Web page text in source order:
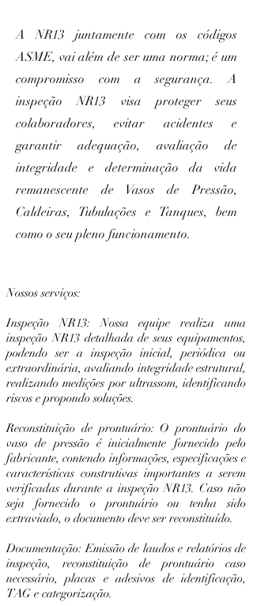
​A NR13 juntamente com os códigos
ASME, vai além de ser uma norma; é um
compromisso com a segurança. A
inspeção NR13 visa proteger seus
colaboradores, evitar acidentes e
garantir adequação, avaliação de
integridade e determinação da vida
remanescente de Vasos de Pressão,
Caldeiras, Tubulações e Tanques, bem
como o seu pleno funcionamento.
Nossos serviços:
Inspeção NR13: Nossa equipe realiza uma
inspeção NR13 detalhada de seus equipamentos,
podendo ser a inspeção inicial, periódica ou
extraordinária, avaliando integridade estrutural,
realizando medições por ultrassom, identificando
riscos e propondo soluções.
Reconstituição de prontuário: O prontuário do
vaso de pressão é inicialmente fornecido pelo
fabricante, contendo informações, especificações e
características construtivas importantes a serem
verificadas durante a inspeção NR13. Caso não
seja fornecido o prontuário ou tenha sido
extraviado, o documento deve ser reconstituído.
Documentação: Emissão de laudos e relatórios de
inspeção, reconstituição de prontuário caso
necessário, placas e adesivos de identificação,
TAG e categorização.